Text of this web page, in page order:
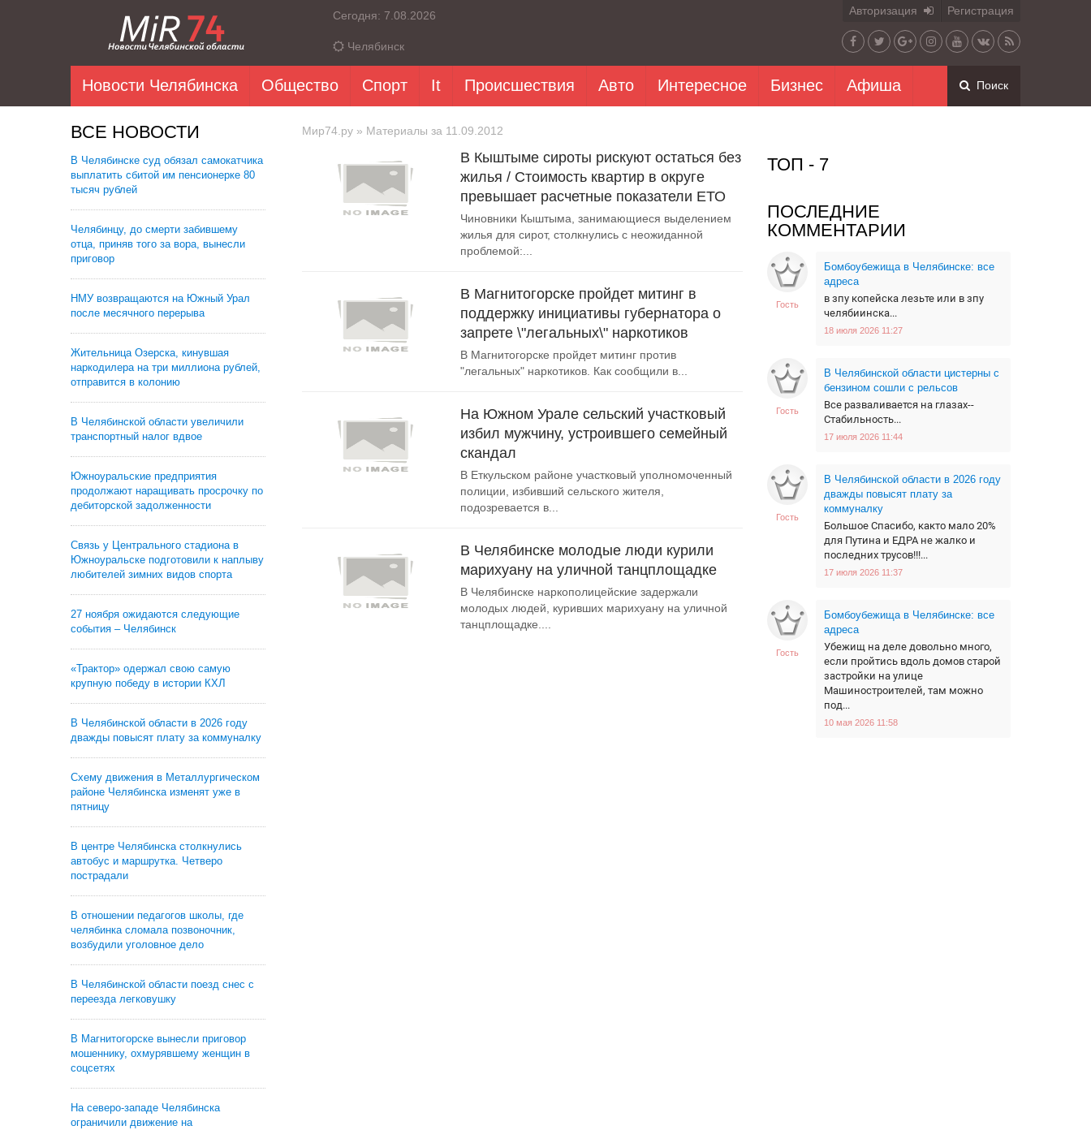
Сегодня: 7.08.2026
Челябинск
Авторизация Регистрация
Новости Челябинска Общество Спорт It Происшествия Авто Интересное Бизнес Афиша Поиск
ВСЕ НОВОСТИ
В Челябинске суд обязал самокатчика
выплатить сбитой им пенсионерке 80
тысяч рублей
Челябинцу, до смерти забившему
отца, приняв того за вора, вынесли
приговор
НМУ возвращаются на Южный Урал
после месячного перерыва
Жительница Озерска, кинувшая
наркодилера на три миллиона рублей,
отправится в колонию
В Челябинской области увеличили
транспортный налог вдвое
Южноуральские предприятия
продолжают наращивать просрочку по
дебиторской задолженности
Связь у Центрального стадиона в
Южноуральске подготовили к наплыву
любителей зимних видов спорта
27 ноября ожидаются следующие
события – Челябинск
«Трактор» одержал свою самую
крупную победу в истории КХЛ
В Челябинской области в 2026 году
дважды повысят плату за коммуналку
Схему движения в Металлургическом
районе Челябинска изменят уже в
пятницу
В центре Челябинска столкнулись
автобус и маршрутка. Четверо
пострадали
В отношении педагогов школы, где
челябинка сломала позвоночник,
возбудили уголовное дело
В Челябинской области поезд снес с
переезда легковушку
В Магнитогорске вынесли приговор
мошеннику, охмурявшему женщин в
соцсетях
На северо-западе Челябинска
ограничили движение на
ТОП - 7
ПОСЛЕДНИЕ
КОММЕНТАРИИ
Гость
Бомбоубежища в Челябинске: все
адреса
в зпу копейска лезьте или в зпу
челябиинска...
18 июля 2026 11:27
Гость
В Челябинской области цистерны с
бензином сошли с рельсов
Все разваливается на глазах--
Стабильность...
17 июля 2026 11:44
Гость
В Челябинской области в 2026 году
дважды повысят плату за
коммуналку
Большое Спасибо, както мало 20%
для Путина и ЕДРА не жалко и
последних трусов!!!...
17 июля 2026 11:37
Гость
Бомбоубежища в Челябинске: все
адреса
Убежищ на деле довольно много,
если пройтись вдоль домов старой
застройки на улице
Машиностроителей, там можно
под...
10 мая 2026 11:58
Мир74.ру » Материалы за 11.09.2012
В Кыштыме сироты рискуют остаться без
жилья / Стоимость квартир в округе
превышает расчетные показатели ЕТО
Чиновники Кыштыма, занимающиеся выделением
жилья для сирот, столкнулись с неожиданной
проблемой:...
В Магнитогорске пройдет митинг в
поддержку инициативы губернатора о
запрете \"легальных\" наркотиков
В Магнитогорске пройдет митинг против
"легальных" наркотиков. Как сообщили в...
На Южном Урале сельский участковый
избил мужчину, устроившего семейный
скандал
В Еткульском районе участковый уполномоченный
полиции, избивший сельского жителя,
подозревается в...
В Челябинске молодые люди курили
марихуану на уличной танцплощадке
В Челябинске наркополицейские задержали
молодых людей, куривших марихуану на уличной
танцплощадке....